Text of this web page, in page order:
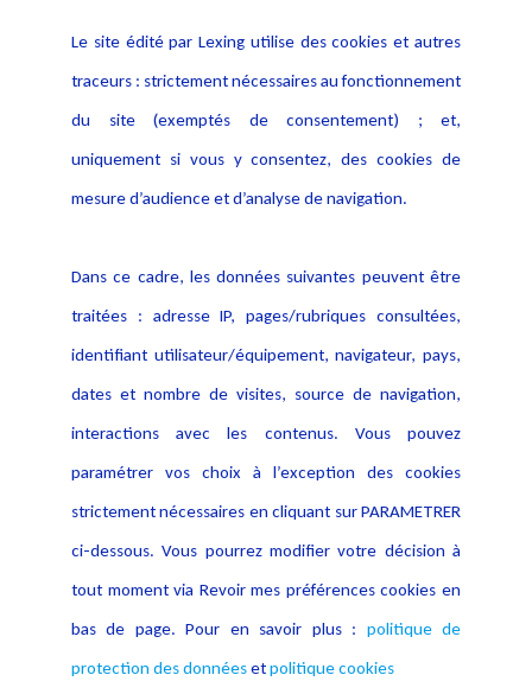
Alerte professionnelle
Déclaration d'accessibilité
Notice Légale
Politique de protection des
données
Publications
Le site édité par Lexing utilise des cookies et autres
traceurs : strictement nécessaires au fonctionnement
du site (exemptés de consentement) ; et,
uniquement si vous y consentez, des cookies de
mesure d’audience et d’analyse de navigation.
Dans ce cadre, les données suivantes peuvent être
traitées : adresse IP, pages/rubriques consultées,
identifiant utilisateur/équipement, navigateur, pays,
dates et nombre de visites, source de navigation,
interactions avec les contenus. Vous pouvez
paramétrer vos choix à l’exception des cookies
strictement nécessaires en cliquant sur PARAMETRER
ci-dessous. Vous pourrez modifier votre décision à
tout moment via Revoir mes préférences cookies en
bas de page. Pour en savoir plus : politique de
protection des donnéesetpolitique cookies